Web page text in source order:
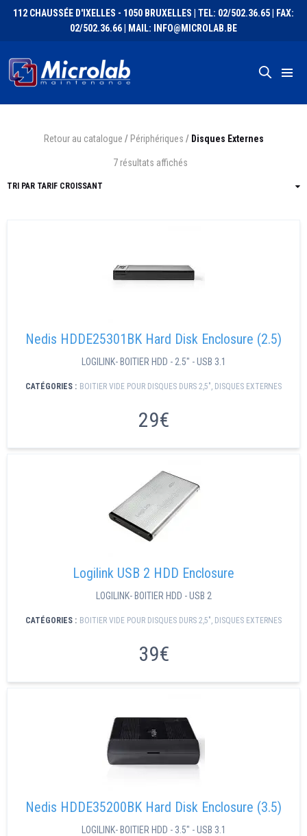
112 CHAUSSÉE D'IXELLES - 1050 BRUXELLES | TEL: 02/502.36.65 | FAX:
02/502.36.66 | MAIL: INFO@MICROLAB.BE
Retour au catalogue / Périphériques /Disques Externes
7 résultats affichés
Nedis HDDE25301BK Hard Disk Enclosure (2.5)
LOGILINK- BOITIER HDD - 2.5" - USB 3.1
CATÉGORIES : BOITIER VIDE POUR DISQUES DURS 2,5", DISQUES EXTERNES
29€
Logilink USB 2 HDD Enclosure
LOGILINK- BOITIER HDD - USB 2
CATÉGORIES : BOITIER VIDE POUR DISQUES DURS 2,5", DISQUES EXTERNES
39€
Nedis HDDE35200BK Hard Disk Enclosure (3.5)
LOGILINK- BOITIER HDD - 3.5" - USB 3.1